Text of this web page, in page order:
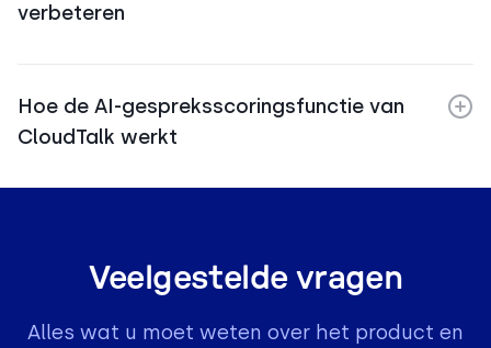
verbeteren
Hoe de AI-gespreksscoringsfunctie van
CloudTalk werkt
Veelgestelde vragen
Alles wat u moet weten over het product en